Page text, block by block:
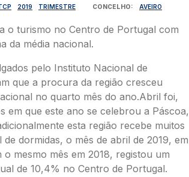
2019 TRIMESTRE CONCELHO AVEIRO
o turismo no Centro de Portugal com
da média nacional.
pelo Instituto Nacional de
que a procura da região cresceu
no quarto mês do ano.Abril foi,
em que este ano se celebrou a Páscoa,
esta região recebe muitos
de dormidas, o mês de abril de 2019, em
mesmo mês em 2018, registou um
de 10,4% no Centro de Portugal.